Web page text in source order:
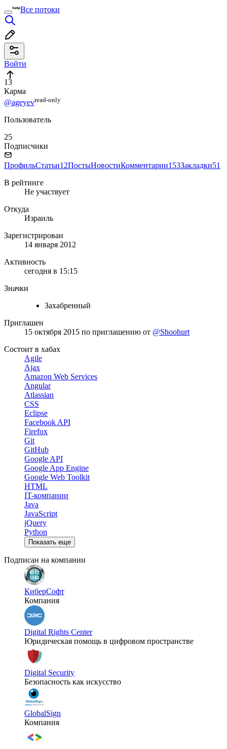
Все потоки
Войти
13
Карма
@ageyevread⁠-⁠only
Пользователь
25
Подписчики
ПрофильСтатьи12ПостыНовостиКомментарии153Закладки51
В рейтинге
Не участвует
Откуда
Израиль
Зарегистрирован
14 января 2012
Активность
сегодня в 15:15
Значки
Захабренный
Приглашен
15 октября 2015 по приглашению от @Shoohurt
Состоит в хабах
Agile
Ajax
Amazon Web Services
Angular
Atlassian
CSS
Eclipse
Facebook API
Firefox
Git
GitHub
Google API
Google App Engine
Google Web Toolkit
HTML
IT-компании
Java
JavaScript
jQuery
Python
Показать еще
Подписан на компании
КиберСофт
Компания
Digital Rights Center
Юридическая помощь в цифровом пространстве
Digital Security
Безопасность как искусство
GlobalSign
Компания